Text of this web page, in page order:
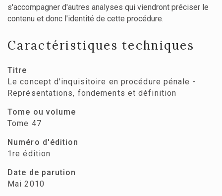
s'accompagner d'autres analyses qui viendront préciser le
contenu et donc l'identité de cette procédure.
Caractéristiques techniques
Titre
Le concept d'inquisitoire en procédure pénale -
Représentations, fondements et définition
Tome ou volume
Tome 47
Numéro d'édition
1re édition
Date de parution
Mai 2010